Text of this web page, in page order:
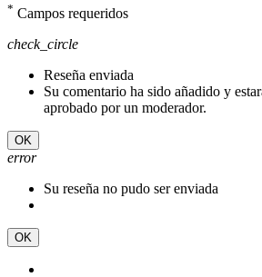
* Campos requeridos
check_circle
Reseña enviada
Su comentario ha sido añadido y
aprobado por un moderador.
OK
error
Su reseña no pudo ser enviada
OK